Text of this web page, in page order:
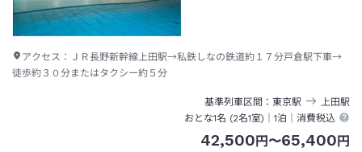
アクセス： ＪＲ長野新幹線上田駅→私鉄しなの鉄道約１７分戸倉駅下車→
徒歩約３０分またはタクシー約５分
基準列車区間 東京駅 上田駅
おとな1名 (2名1室)｜1泊 ｜消費税込
42,500 円 〜65,400 円